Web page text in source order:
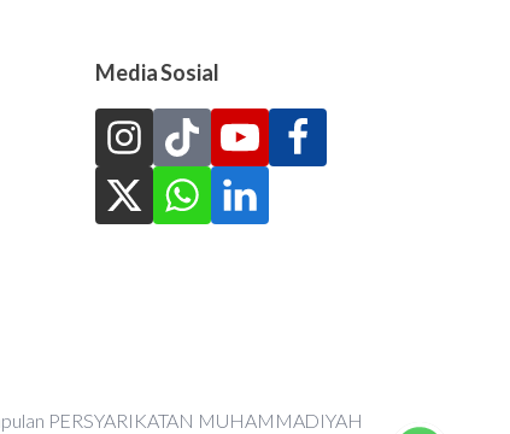
Media Sosial
PERSYARIKATAN MUHAMMADIYAH